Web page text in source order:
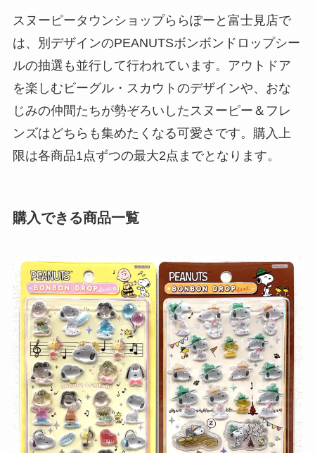
スヌーピータウンショップららぽーと富士見店で
は、別デザインのPEANUTSボンボンドロップシー
ルの抽選も並行して行われています。アウトドア
を楽しむビーグル・スカウトのデザインや、おな
じみの仲間たちが勢ぞろいしたスヌーピー＆フレ
ンズはどちらも集めたくなる可愛さです。購入上
限は各商品1点ずつの最大2点までとなります。
購入できる商品一覧